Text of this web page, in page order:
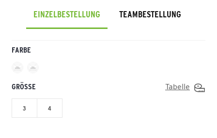
EINZELBESTELLUNG TEAMBESTELLUNG
FARBE
GRÖSSE Tabelle
3 4